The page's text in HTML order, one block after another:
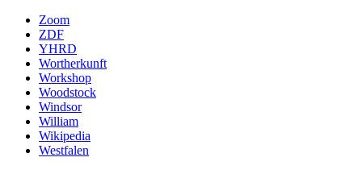
Zoom
ZDF
YHRD
Wortherkunft
Workshop
Woodstock
Windsor
William
Wikipedia
Westfalen